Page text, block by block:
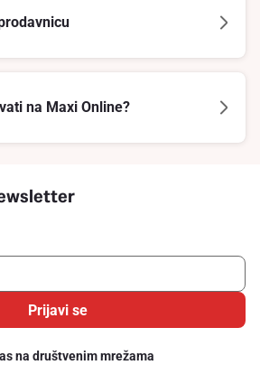
na Maxi Online?
Prijavi se
na društvenim mrežama